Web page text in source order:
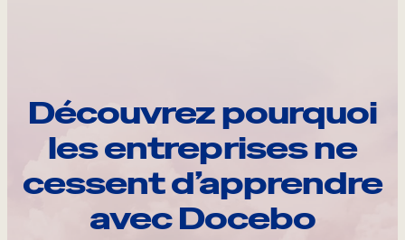
Découvrez pourquoi
les entreprises ne
cessent d’apprendre
avec Docebo